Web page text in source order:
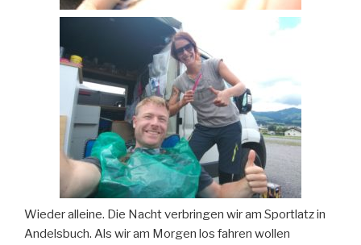
Wieder alleine. Die Nacht verbringen wir am Sportlatz in
Andelsbuch. Als wir am Morgen los fahren wollen